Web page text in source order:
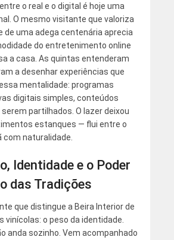
o real e o digital é hoje uma
O mesmo visitante que valoriza
de uma adega centenária aprecia
do entretenimento online
a casa. As quintas entenderam
a desenhar experiências que
mentalidade: programas
digitais simples, conteúdos
partilhados. O lazer deixou
estanques — flui entre o
com naturalidade.
Identidade e o Poder
das Tradições
que distingue a Beira Interior de
vinícolas: o peso da identidade.
anda sozinho. Vem acompanhado